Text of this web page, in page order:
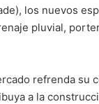
los nuevos
pluvial,
refrenda su
a la